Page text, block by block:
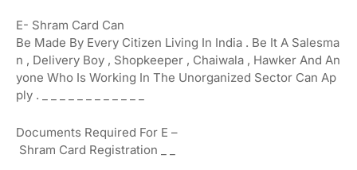
E- Shram Card Can
Be Made By Every Citizen Living In India . Be It A Salesma
N , Delivery Boy , Shopkeeper , Chaiwala , Hawker And An
Yone Who Is Working In The Unorganized Sector Can Ap
Ply .
Documents Required For E –
Shram Card Registration